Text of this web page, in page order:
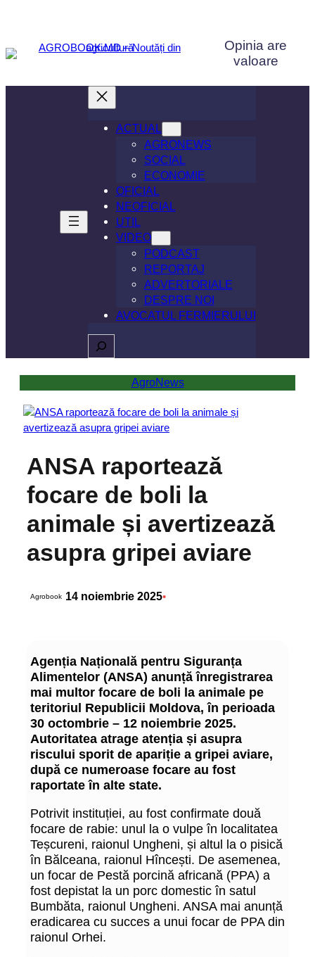
conținut
Opinia are
valoare
ACTUAL
AGRONEWS
SOCIAL
ECONOMIE
OFICIAL
NEOFICIAL
UTIL
VIDEO
PODCAST
REPORTAJ
ADVERTORIALE
DESPRE NOI
AVOCATUL FERMIERULUI
Caută
AgroNews
ANSA raportează
focare de boli la
animale și avertizează
asupra gripei aviare
Agrobook 14 noiembrie 2025•
Agenția Națională pentru Siguranța
Alimentelor (ANSA) anunță înregistrarea
mai multor focare de boli la animale pe
teritoriul Republicii Moldova, în perioada
30 octombrie – 12 noiembrie 2025.
Autoritatea atrage atenția și asupra
riscului sporit de apariție a gripei aviare,
după ce numeroase focare au fost
raportate în alte state.
Potrivit instituției, au fost confirmate două
focare de rabie: unul la o vulpe în localitatea
Teșcureni, raionul Ungheni, și altul la o pisică
în Bălceana, raionul Hîncești. De asemenea,
un focar de Pestă porcină africană (PPA) a
fost depistat la un porc domestic în satul
Bumbăta, raionul Ungheni. ANSA mai anunță
eradicarea cu succes a unui focar de PPA din
raionul Orhei.